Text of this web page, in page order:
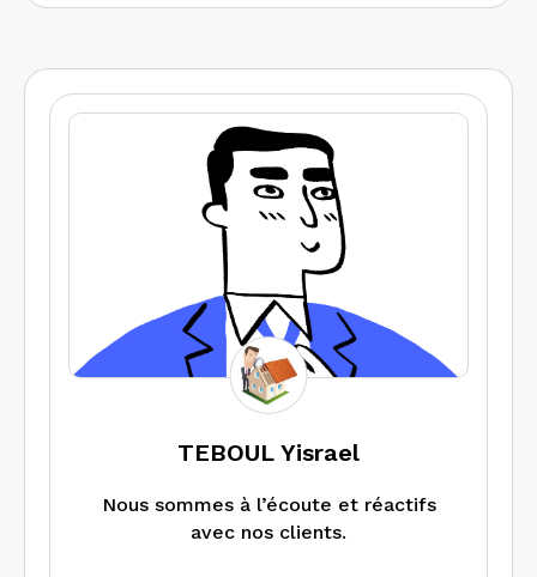
TEBOUL Yisrael
Nous sommes à l’écoute et réactifs
avec nos clients.